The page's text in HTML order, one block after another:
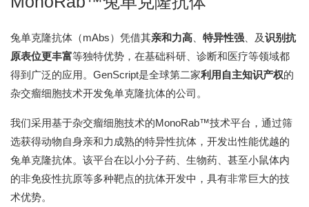
兔单克隆抗体（mAbs）凭借其亲和力高 特异性强 、及识别抗
原表位更丰富等独特优势，在基础科研、诊断和医疗等领域都
得到广泛的应用。GenScript是全球第二家利用自主知识产权的
杂交瘤细胞技术开发兔单克隆抗体的公司。
我们采用基于杂交瘤细胞技术的MonoRab™技术平台，通过筛
选获得动物自身亲和力成熟的特异性抗体，开发出性能优越的
兔单克隆抗体。该平台在以小分子药、生物药、甚至小鼠体内
的非免疫性抗原等多种靶点的抗体开发中，具有非常巨大的技
术优势。